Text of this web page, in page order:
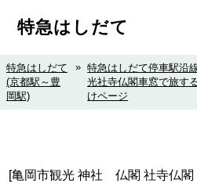
特急はしだて
特急はしだて
(京都駅～豊
岡駅)
» 特急はしだて停車駅沿
光社寺仏閣車窓で旅す
けページ
[亀岡市観光 神社 仏閣 社寺仏